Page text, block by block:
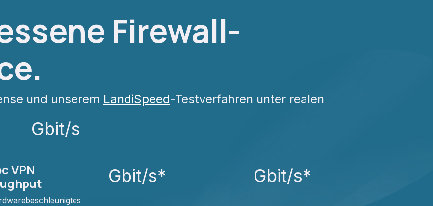
Firewall-
und unserem LandiSpeed-Testverfahren unter realen
Gbit/s
VPN
Gbit/s* Gbit/s*